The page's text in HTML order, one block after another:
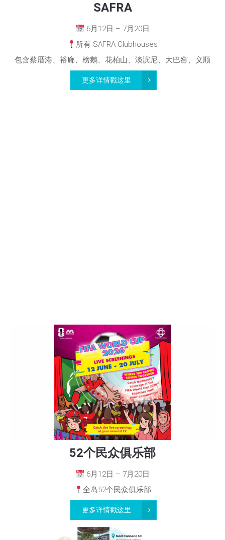
SAFRA
6月12日 – 7月20日
所有 SAFRA Clubhouses
包含蔡厝港、裕廊、榜鹅、花柏山、淡滨尼、大巴窑、义顺
更多详情戳这里
52个民众俱乐部
6月12日 – 7月20日
全岛52个民众俱乐部
更多详情戳这里